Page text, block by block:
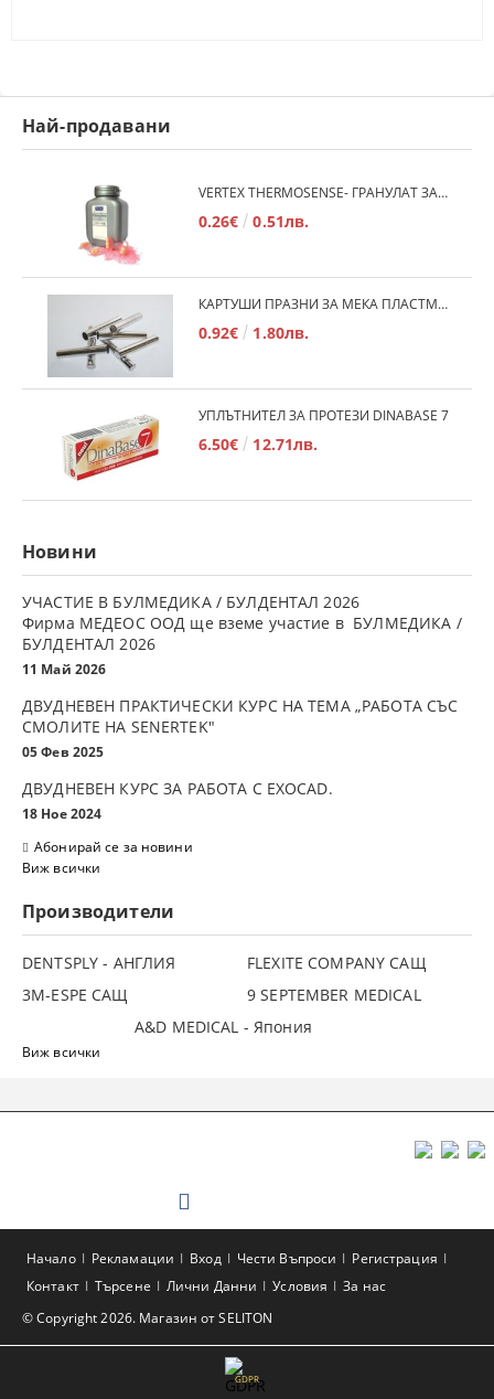
Най-продавани
VERTEX THERMOSENSE- ГРАНУЛАТ ЗА МЕКИ ПРОТЕЗИ
0.26€ 0.51лв.
КАРТУШИ ПРАЗНИ ЗА МЕКА ПЛАСТМАСА
0.92€ 1.80лв.
УПЛЪТНИТЕЛ ЗА ПРОТЕЗИ DINABASE 7
6.50€ 12.71лв.
Новини
УЧАСТИЕ В БУЛМЕДИКА / БУЛДЕНТАЛ 2026
Фирма МЕДЕОС ООД ще вземе участие в БУЛМЕДИКА /
БУЛДЕНТАЛ 2026
11 Май 2026
ДВУДНЕВЕН ПРАКТИЧЕСКИ КУРС НА ТЕМА „РАБОТА СЪС
СМОЛИТЕ НА SENERTEK"
05 Фев 2025
ДВУДНЕВЕН КУРС ЗА РАБОТА С ЕXOCAD.
18 Ное 2024
Абонирай се за новини
Виж всички
Производители
DENTSPLY - АНГЛИЯ
FLEXITE COMPANY САЩ
3М-ESPE САЩ
9 SEPTEMBER MEDICAL
A&D MEDICAL - Япония
Виж всички
© Copyright 2026. Магазин от SELITON
Начало Рекламации Вход Чести Въпроси
Регистрация
Контакт
Търсене Лични Данни Условия За нас
GDPR